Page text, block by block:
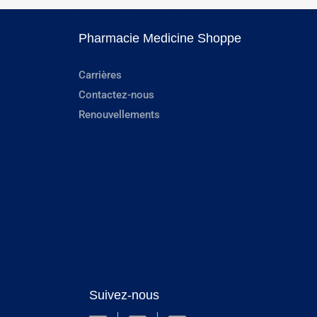
Pharmacie Medicine Shoppe
Carrières
Contactez-nous
Renouvellements
Suivez-nous